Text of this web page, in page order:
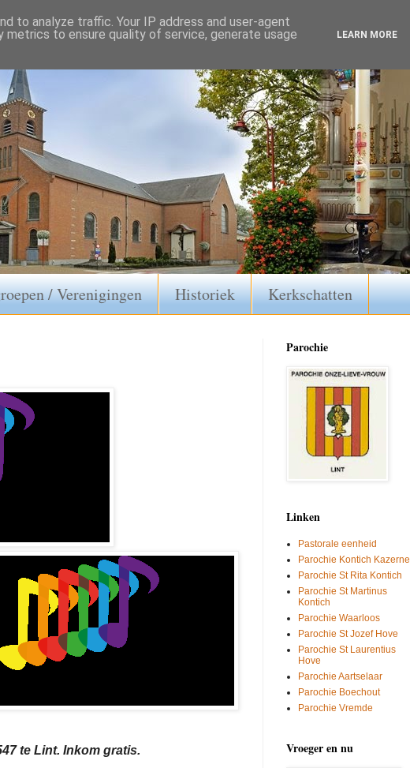
/ Verenigingen Historiek Kerkschatten
te Lint. Inkom gratis.
Parochie
Linken
Pastorale eenheid
Parochie Kontich Kazerne
Parochie St Rita Kontich
Parochie St Martinus
Kontich
Parochie Waarloos
Parochie St Jozef Hove
Parochie St Laurentius
Hove
Parochie Aartselaar
Parochie Boechout
Parochie Vremde
Vroeger en nu
to analyze traffic. Your IP address and user-agent
to ensure quality of service, generate usage
LEARN MORE